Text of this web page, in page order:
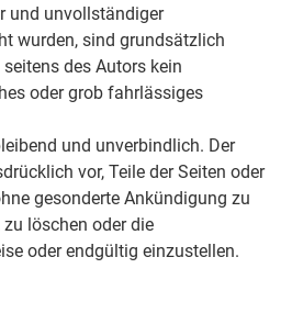
und unvollständiger
wurden, sind grundsätzlich
des Autors kein
oder grob fahrlässiges
und unverbindlich. Der
vor, Teile der Seiten oder
gesonderte Ankündigung zu
löschen oder die
oder endgültig einzustellen.